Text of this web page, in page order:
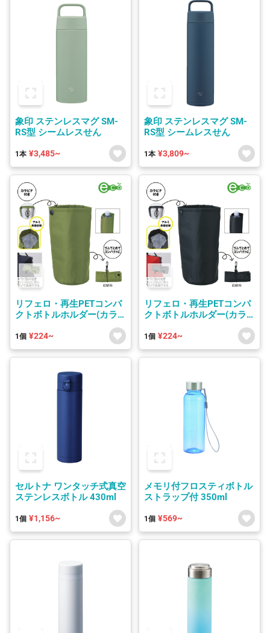
象印 ステンレスマグ SM-
RS型 シームレスせん
1本 ¥3,485~
象印 ステンレスマグ SM-
RS型 シームレスせん
1本 ¥3,809~
リフェロ・再生PETコンパ
クトボトルホルダー(カラ
1個 ¥224~
リフェロ・再生PETコンパ
クトボトルホルダー(カラ
1個 ¥224~
セルトナ ワンタッチ式真空
ステンレスボトル 430ml
1個 ¥1,156~
メモリ付フロスティボトル
ストラップ付 350ml
1個 ¥569~